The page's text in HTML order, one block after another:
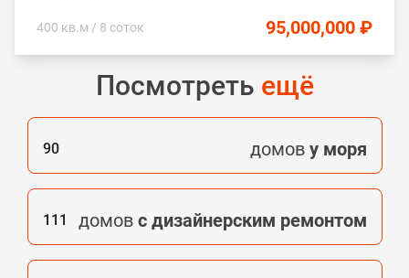
400 кв.м / 8 соток 95,000,000 ₽
Посмотреть ещё
90 домов у моря
111 домов с дизайнерским ремонтом